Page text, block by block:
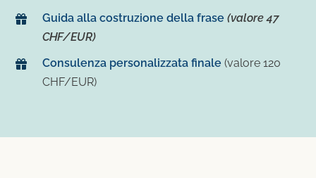
Guida alla costruzione della frase (valore 47
CHF/EUR)
Consulenza personalizzata finale (valore 120
CHF/EUR)